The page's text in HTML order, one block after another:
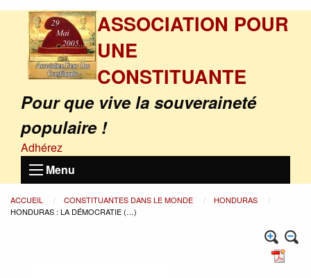
ASSOCIATION POUR
UNE
CONSTITUANTE
Pour que vive la souveraineté
populaire !
Adhérez
Menu
ACCUEIL CONSTITUANTES DANS LE MONDE
HONDURAS
HONDURAS : LA DÉMOCRATIE (…)